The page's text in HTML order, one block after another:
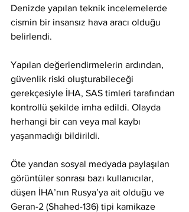
Denizde yapılan teknik incelemelerde
cismin bir insansız hava aracı olduğu
belirlendi.
Yapılan değerlendirmelerin ardından,
güvenlik riski oluşturabileceği
gerekçesiyle İHA, SAS timleri tarafından
kontrollü şekilde imha edildi. Olayda
herhangi bir can veya mal kaybı
yaşanmadığı bildirildi.
Öte yandan sosyal medyada paylaşılan
görüntüler sonrası bazı kullanıcılar,
düşen İHA’nın Rusya’ya ait olduğu ve
Geran-2 (Shahed-136) tipi kamikaze